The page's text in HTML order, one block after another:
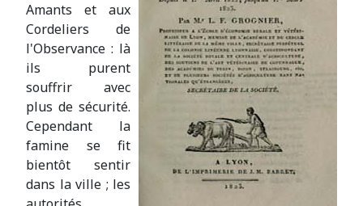
Amants et aux
Cordeliers de
l'Observance : là
ils purent
souffrir avec
plus de sécurité.
Cependant la
famine se fit
bientôt sentir
dans la ville ; les